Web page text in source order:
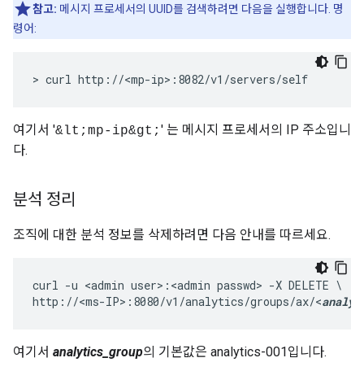
참고: 메시지 프로세서의 UUID를 검색하려면 다음을 실행합니다. 명
령어:
> curl http://<mp-ip>:8082/v1/servers/self
여기서 '&lt;mp-ip&gt; ' 는 메시지 프로세서의 IP 주소입니
다.
분석 정리
조직에 대한 분석 정보를 삭제하려면 다음 안내를 따르세요.
curl -u <admin user>:<admin passwd> -X DELETE \
http://<ms-IP>:8080/v1/analytics/groups/ax/<
여기서 analytics_group의 기본값은 analytics-001입니다.